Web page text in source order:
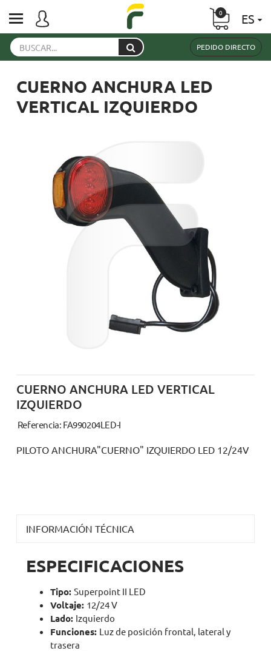
PEDIDO DIRECTO
ES
0
CUERNO ANCHURA LED
VERTICAL IZQUIERDO
CUERNO ANCHURA LED VERTICAL
IZQUIERDO
Referencia: FA990204LED-I
PILOTO ANCHURA"CUERNO" IZQUIERDO LED 12/24V
INFORMACIÓN TÉCNICA
ESPECIFICACIONES
Tipo: Superpoint II LED
Voltaje: 12/24 V
Lado: Izquierdo
Funciones: Luz de posición frontal, lateral y
trasera